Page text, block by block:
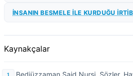
İNSANIN BESMELE İLE KURDUĞU
Kaynakçalar